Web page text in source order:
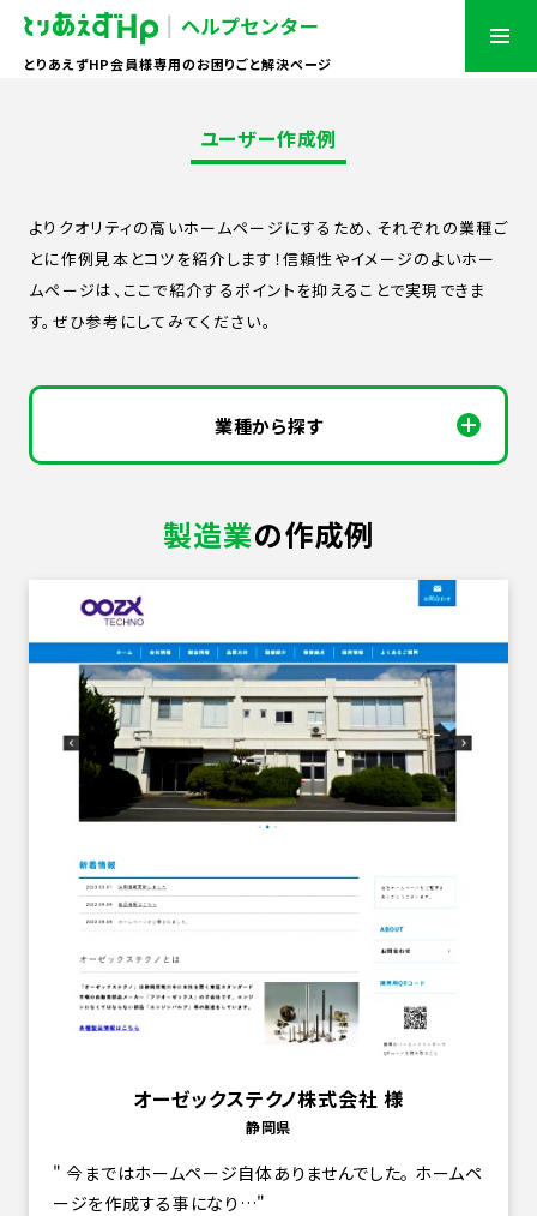
とりあえずHP会員様専用のお困りごと解決ページ
ユーザー作成例
よりクオリティの高いホームページにするため、それぞれの業種ご
とに作例見本とコツを紹介します！信頼性やイメージのよいホー
ムページは、ここで紹介するポイントを抑えることで実現できま
す。ぜひ参考にしてみてください。
業種から探す
製造業の作成例
オーゼックステクノ株式会社 様
静岡県
今まではホームページ自体ありませんでした。 ホームペ
ージを作成する事になり…